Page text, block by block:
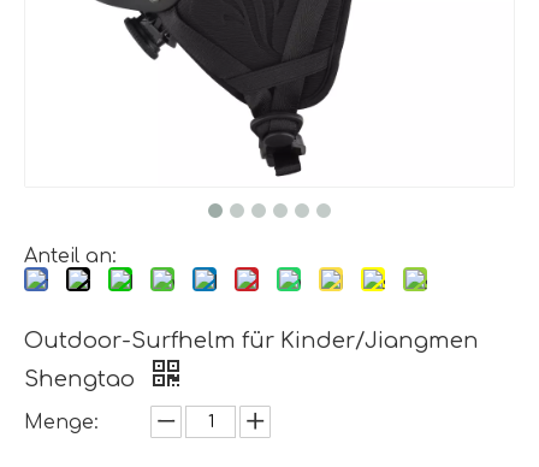
Anteil an:
Outdoor-Surfhelm für Kinder/Jiangmen
Shengtao
Menge: